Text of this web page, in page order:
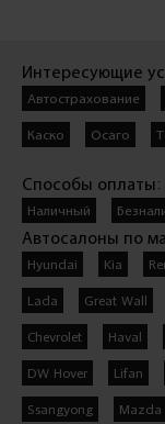
Интересующие
Автострахование
Каско Осаго
Способы оплаты:
Наличный
Автосалоны по
Hyundai Kia
Lada Great Wall
Chevrolet Haval
DW Hover Lifan
Ssangyong Mazda